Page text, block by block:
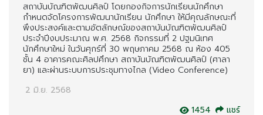
สถาบันบัณฑิตพัฒนศิลป์ โดยกองกิจการนักเรียนนักศึกษา
กำหนดจัดโครงการพัฒนานักเรียน นักศึกษา ให้มีคุณลักษณะที่
พึงประสงค์และตามอัตลักษณ์ของสถาบันบัณฑิตพัฒนศิลป์
ประจำปีงบประมาณ พ.ศ. 2568 กิจกรรมที่ 2 ปฐมนิเทศ
นักศึกษาใหม่ ในวันศุกร์ที่ 30 พฤษภาคม 2568 ณ ห้อง 405
ชั้น 4 อาคารคณะศิลปศึกษา สถาบันบัณฑิตพัฒนศิลป์ (ศาลา
ยา) และผ่านระบบการประชุมทางไกล (Video Conference)
2 มิ.ย. 2568
1454
แชร์